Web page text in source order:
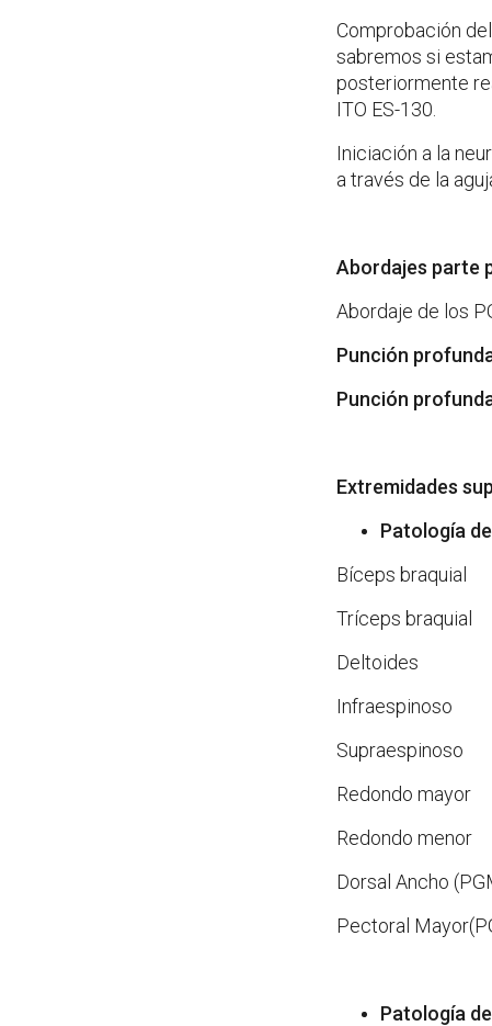
Comprobación
sabremos si
posteriormente
ITO ES-130.
Iniciación a la
a través de la
Abordajes parte
Abordaje de los
Punción
Punción
Extremidades
Patología
Bíceps braquial
Tríceps braquial
Deltoides
Infraespinoso
Supraespinoso
Redondo mayor
Redondo menor
Dorsal Ancho
Pectoral
Patología